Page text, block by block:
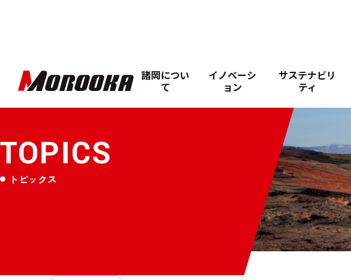
諸岡につい
て
イノベーシ
ョン
サステナビリ
ティ
TOPICS
トピックス